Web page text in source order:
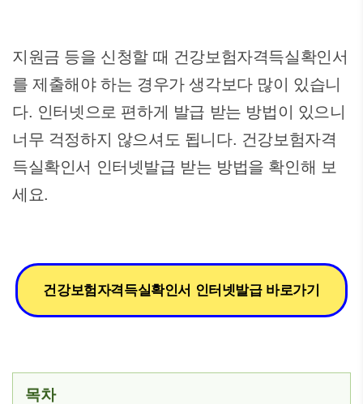
지원금 등을 신청할 때 건강보험자격득실확인서
를 제출해야 하는 경우가 생각보다 많이 있습니
다. 인터넷으로 편하게 발급 받는 방법이 있으니
너무 걱정하지 않으셔도 됩니다. 건강보험자격
득실확인서 인터넷발급 받는 방법을 확인해 보
세요.
건강보험자격득실확인서 인터넷발급 바로가기
목차